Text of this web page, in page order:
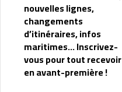
nouvelles lignes,
changements
d’itinéraires, infos
maritimes... Inscrivez-
vous pour tout recevoir
en avant-première !